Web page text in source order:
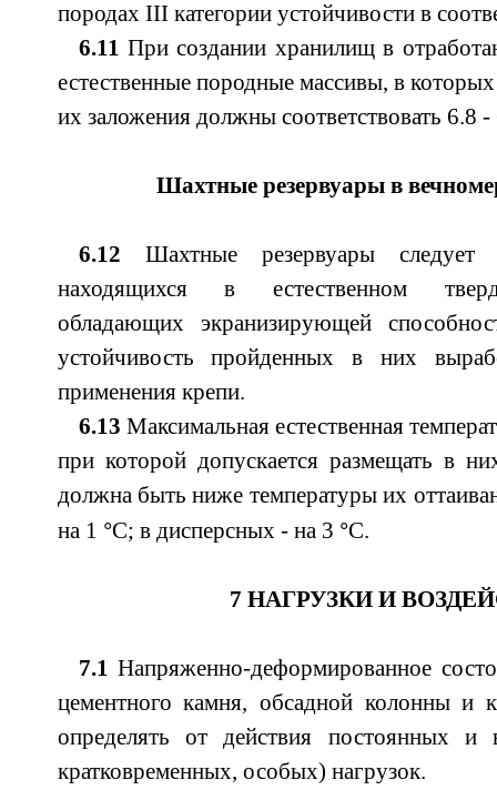
породах III категории устойчивости в
6.11 При создании хранилищ в
естественные породные массивы, в
их заложения должны соответствовать 6.8 -
Шахтные резервуары в
6.12 Шахтные резервуары следует
находящихся в естественном
обладающих экранизирующей
устойчивость пройденных в них
применения крепи.
6.13 Максимальная естественная
при которой допускается размещать в
должна быть ниже температуры их
на 1 °С; в дисперсных - на 3 °С.
7 НАГРУЗКИ И
7.1 Напряженно-деформированное
цементного камня, обсадной колонны и
определять от действия постоянных и
кратковременных, особых) нагрузок.